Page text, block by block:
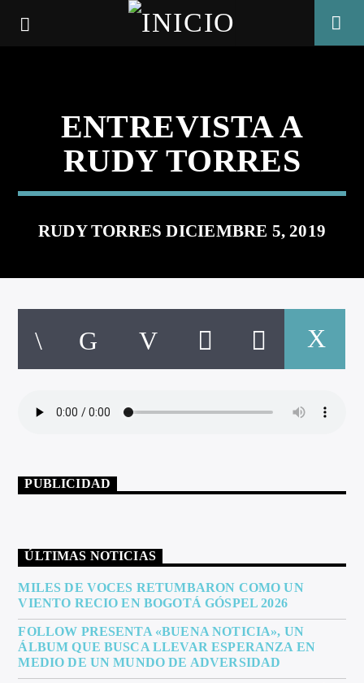
ARTISTA
ENTREVISTA A
RUDY TORRES
RUDY TORRES DICIEMBRE 5, 2019
PUBLICIDAD
ÚLTIMAS NOTICIAS
MILES DE VOCES RETUMBARON COMO UN
VIENTO RECIO EN BOGOTÁ GÓSPEL 2026
FOLLOW PRESENTA «BUENA NOTICIA», UN
ÁLBUM QUE BUSCA LLEVAR ESPERANZA EN
MEDIO DE UN MUNDO DE ADVERSIDAD